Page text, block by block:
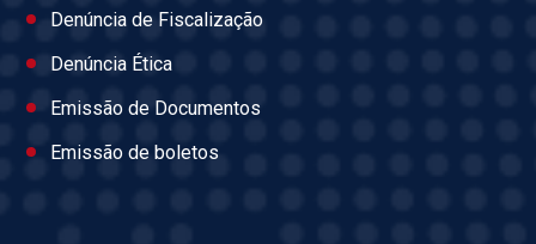
Denúncia de Fiscalização
Denúncia Ética
Emissão de Documentos
Emissão de boletos